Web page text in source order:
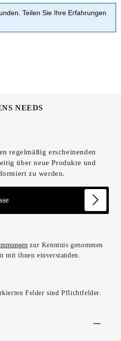
Teilen Sie Ihre Erfahrungen
regelmäßig erscheinenden
über neue Produkte und
zu werden.
zur Kenntnis genommen
mit ihnen einverstanden.
Felder sind Pflichtfelder.